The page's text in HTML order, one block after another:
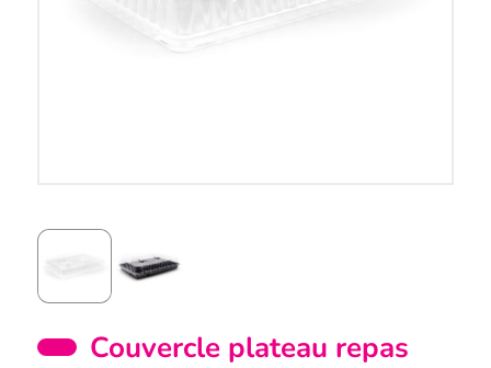
Couvercle plateau repas